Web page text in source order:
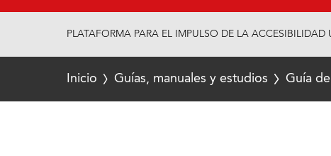
PLATAFORMA PARA EL IMPULSO DE LA ACCESIBILIDAD
Inicio Guías, manuales y estudios Guía